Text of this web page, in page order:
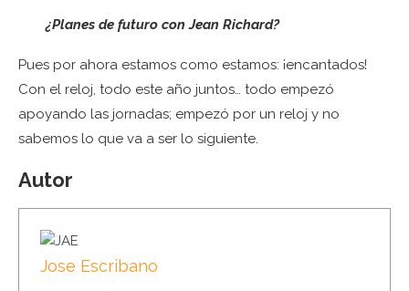
¿Planes de futuro con Jean Richard?
Pues por ahora estamos como estamos: ¡encantados!
Con el reloj, todo este año juntos… todo empezó
apoyando las jornadas; empezó por un reloj y no
sabemos lo que va a ser lo siguiente.
Autor
Jose Escribano